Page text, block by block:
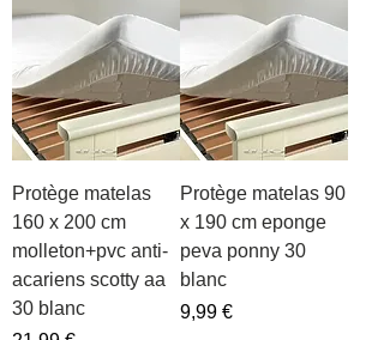
Protège matelas
160 x 200 cm
molleton+pvc anti-
acariens scotty aa
30 blanc
Protège matelas 90
x 190 cm eponge
peva ponny 30
blanc
Prix
9,99 €